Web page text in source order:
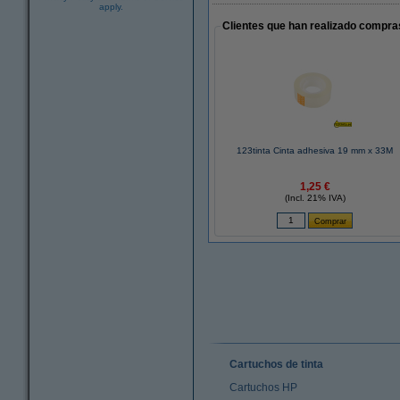
apply.
Clientes que han realizado
123tinta Cinta adhesiva 19 mm x 33M
1,25 €
(Incl. 21% IVA)
Cartuchos de tinta
Cartuchos HP